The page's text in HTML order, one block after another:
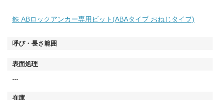
鉄 ABロックアンカー専用ビット(ABAタイプ おねじタイプ)
---